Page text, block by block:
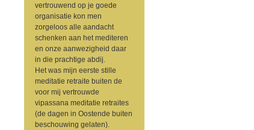
vertrouwend op je goede
organisatie kon men
zorgeloos alle aandacht
schenken aan het mediteren
en onze aanwezigheid daar
in die prachtige abdij.
Het was mijn eerste stille
meditatie retraite buiten de
voor mij vertrouwde
vipassana meditatie retraites
(de dagen in Oostende buiten
beschouwing gelaten).